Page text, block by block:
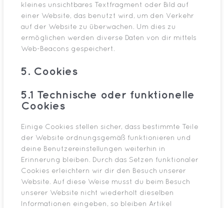
kleines unsichtbares Textfragment oder Bild auf
einer Website, das benutzt wird, um den Verkehr
auf der Website zu überwachen. Um dies zu
ermöglichen werden diverse Daten von dir mittels
Web-Beacons gespeichert.
5. Cookies
5.1 Technische oder funktionelle
Cookies
Einige Cookies stellen sicher, dass bestimmte Teile
der Website ordnungsgemäß funktionieren und
deine Benutzereinstellungen weiterhin in
Erinnerung bleiben. Durch das Setzen funktionaler
Cookies erleichtern wir dir den Besuch unserer
Website. Auf diese Weise musst du beim Besuch
unserer Website nicht wiederholt dieselben
Informationen eingeben, so bleiben Artikel